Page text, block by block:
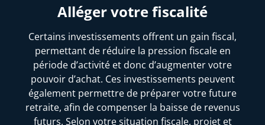
Alléger votre fiscalité
Certains investissements offrent un gain fiscal,
permettant de réduire la pression fiscale en
période d’activité et donc d’augmenter votre
pouvoir d’achat. Ces investissements peuvent
également permettre de préparer votre future
retraite, afin de compenser la baisse de revenus
futurs. Selon votre situation fiscale, projet et